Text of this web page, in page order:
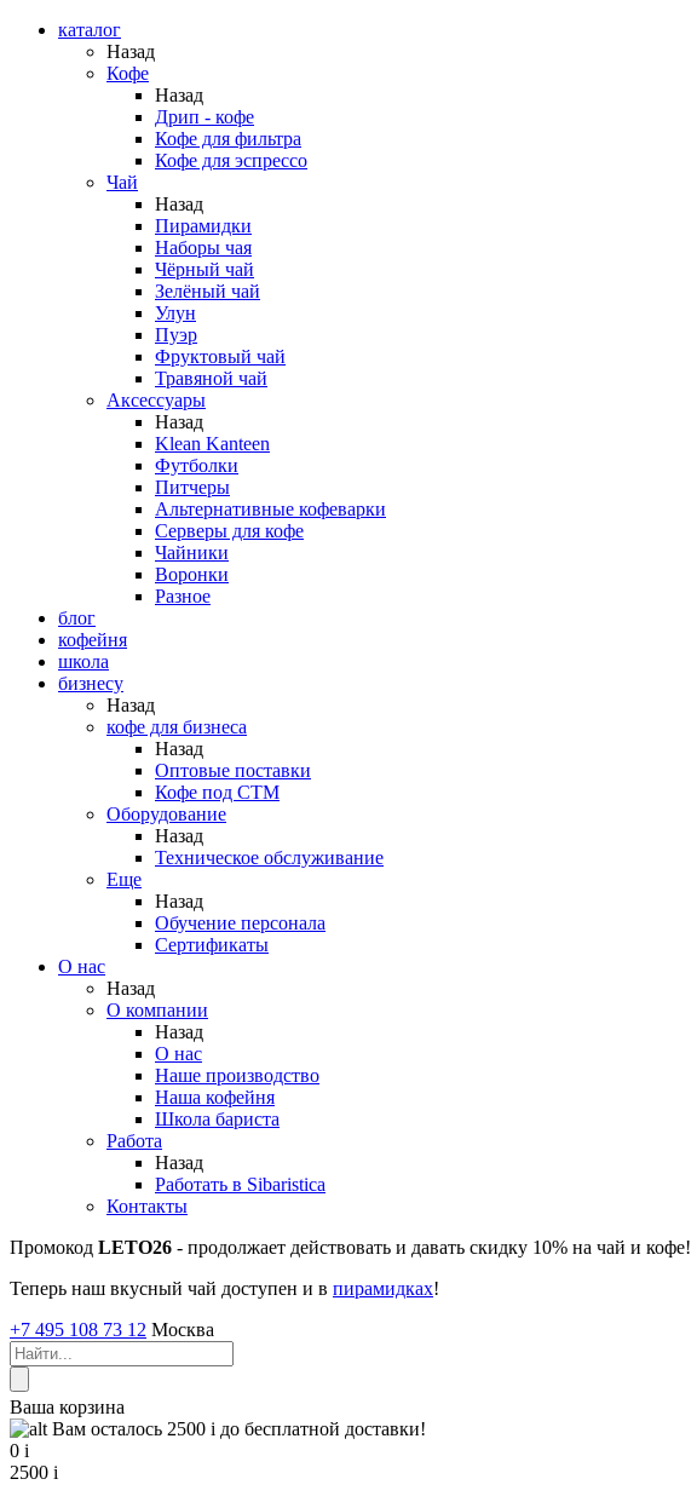
каталог
Назад
Кофе
Назад
Дрип - кофе
Кофе для фильтра
Кофе для эспрессо
Чай
Назад
Пирамидки
Наборы чая
Чёрный чай
Зелёный чай
Улун
Пуэр
Фруктовый чай
Травяной чай
Аксессуары
Назад
Klean Kanteen
Футболки
Питчеры
Альтернативные кофеварки
Серверы для кофе
Чайники
Воронки
Разное
блог
кофейня
школа
бизнесу
Назад
кофе для бизнеса
Назад
Оптовые поставки
Кофе под СТМ
Оборудование
Назад
Техническое обслуживание
Еще
Назад
Обучение персонала
Сертификаты
О нас
Назад
O компании
Назад
О нас
Наше производство
Наша кофейня
Школа бариста
Работа
Назад
Работать в Sibaristica
Контакты
Промокод LETO26 - продолжает действовать и давать скидку 10% на чай и кофе!
Теперь наш вкусный чай доступен и в пирамидках!
+7 495 108 73 12 Москва
Ваша корзина
Вам осталось 2500 i до бесплатной доставки!
0 i
2500 i